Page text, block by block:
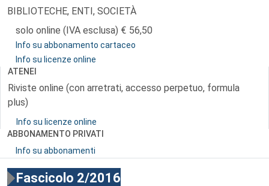
BIBLIOTECHE, ENTI, SOCIETÀ
solo online (IVA esclusa)
56,50
Info su abbonamento cartaceo
Info su licenze online
ATENEI
Riviste online (con arretrati, accesso perpetuo, formula
plus)
Info su licenze online
ABBONAMENTO PRIVATI
Info su abbonamenti
Fascicolo 2/2016